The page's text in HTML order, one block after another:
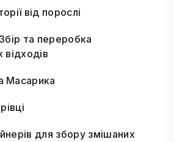
від порослі
та переробка
відходів
Масарика
для збору змішаних